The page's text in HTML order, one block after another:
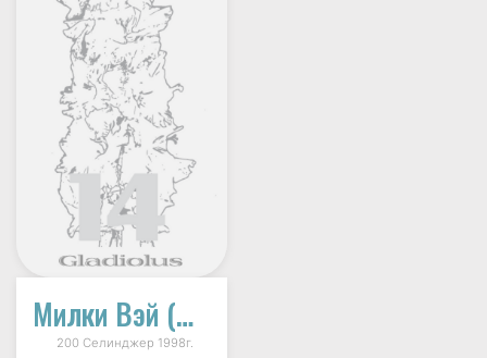
Милки Вэй (Milky Way)
200 Селинджер 1998г.